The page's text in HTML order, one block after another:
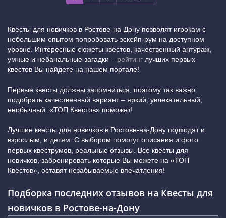
Квесты для новичков в Ростове-на-Дону позволят игрокам с
небольшим опытом попробовать эскейп-рум на доступном
уровне. Интересные сюжеты квестов, качественный антураж,
умные и небанальные загадки – рейтинг лучших первых
квестов Вы найдете на нашем портале!
Первые квесты должны запомниться, поэтому так важно
подобрать качественный вариант – яркий, увлекательный,
необычный. «ТОП Квестов» поможет!
Лучшие квесты для новичков в Ростове-на-Дону подходят и
взрослым, и детям. С выбором помогут описания и фото
первых квеструмов, реальные отзывы. Все квесты для
новичков, забронировать которые Вы можете на «ТОП
Квестов», оставят незабываемые впечатления!
Подборка последних отзывов на Квесты для
новичков в Ростове-на-Дону